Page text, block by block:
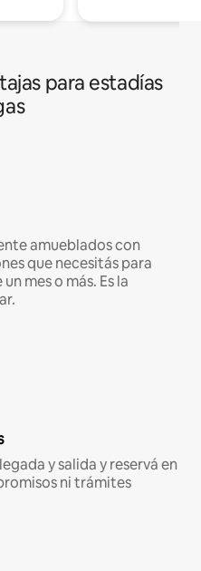
para estadías
amueblados con
que necesitás para
mes o más. Es la
y salida y reservá en
ni trámites